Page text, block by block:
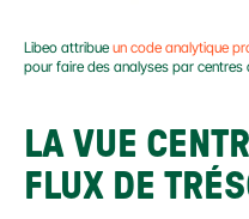
Libeo attribue un code analytique
pour faire des analyses par centres
LA VUE
FLUX DE